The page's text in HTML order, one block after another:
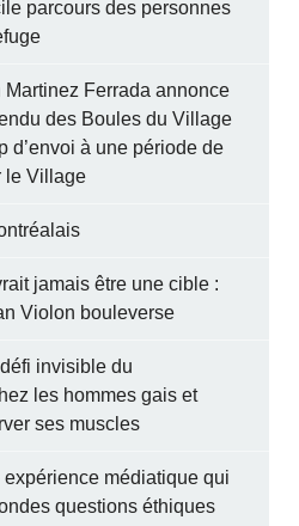
parcours des personnes
Martinez Ferrada annonce
des Boules du Village
d’envoi à une période de
le Village
jamais être une cible :
Violon bouleverse
invisible du
les hommes gais et
ses muscles
expérience médiatique qui
questions éthiques